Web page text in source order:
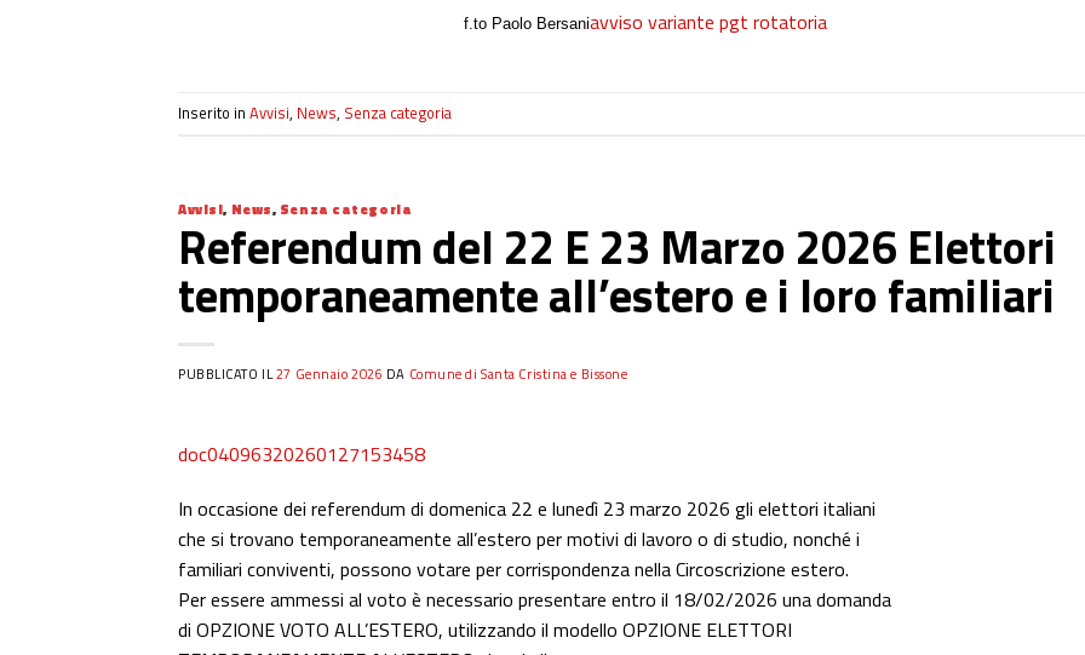
f.to Paolo Bersaniavviso variante pgt rotatoria
Inserito in Avvisi, News, Senza categoria
Avvisi, News, Senza categoria
Referendum del 22 E 23 Marzo 2026 Elettori
temporaneamente all’estero e i loro familiari
PUBBLICATO IL27 Gennaio 2026 DA Comune di Santa Cristina e Bissone
doc04096320260127153458
In occasione dei referendum di domenica 22 e lunedì 23 marzo 2026 gli elettori italiani
che si trovano temporaneamente all’estero per motivi di lavoro o di studio, nonché i
familiari conviventi, possono votare per corrispondenza nella Circoscrizione estero.
Per essere ammessi al voto è necessario presentare entro il 18/02/2026 una domanda
di OPZIONE VOTO ALL’ESTERO, utilizzando il modello OPZIONE ELETTORI